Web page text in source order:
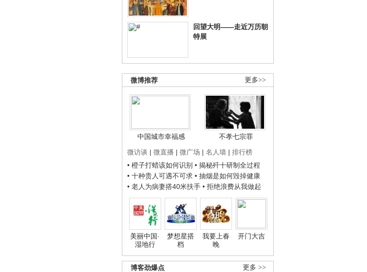
回望大明——走近万历朝
特展
更多>>
微博推荐
中国城市幸福感
不孝七宗罪
微访谈 | 微直播 | 微广场 | 名人墙 | 排行榜
• 橙子打蜡该如何识别 • 揭秘歼十研制全过程
• 十种贵人可遇不可求 • 抽烟是如何毁掉健康
• 老人为病妻搭40米扶手 • 拒绝浪费从我做起
美丽中国·
湿地行
梦想星搭
档
我要上春
晚
开门大吉
更多 >>
博客劲爆点